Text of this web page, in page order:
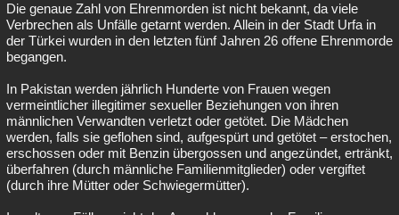
Die genaue Zahl von Ehrenmorden ist nicht bekannt, da viele
Verbrechen als Unfälle getarnt werden. Allein in der Stadt Urfa in
der Türkei wurden in den letzten fünf Jahren 26 offene Ehrenmorde
begangen.
In Pakistan werden jährlich Hunderte von Frauen wegen
vermeintlicher illegitimer sexueller Beziehungen von ihren
männlichen Verwandten verletzt oder getötet. Die Mädchen
werden, falls sie geflohen sind, aufgespürt und getötet – erstochen,
erschossen oder mit Benzin übergossen und angezündet, ertränkt,
überfahren (durch männliche Familienmitglieder) oder vergiftet
(durch ihre Mütter oder Schwiegermütter).